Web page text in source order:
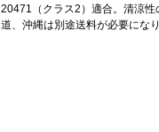
20471（クラス2）適合。清涼
道、沖縄は別途送料が必要にな